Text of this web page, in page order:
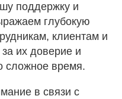
поддержку и
глубокую
клиентам и
их доверие и
сложное время.
в связи с